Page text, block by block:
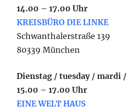
14.00 – 17.00 Uhr
KREISBÜRO DIE LINKE
Schwanthalerstraße 139
80339 München
Dienstag / tuesday / mardi /
15.00 – 17.00 Uhr
EINE WELT HAUS